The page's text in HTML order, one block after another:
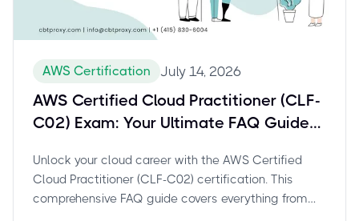
AWS Certification July 14, 2026
AWS Certified Cloud Practitioner (CLF-
C02) Exam: Your Ultimate FAQ Guide
Unlock your cloud career with the AWS Certified
Cloud Practitioner (CLF-C02) certification. This
comprehensive FAQ guide covers everything from